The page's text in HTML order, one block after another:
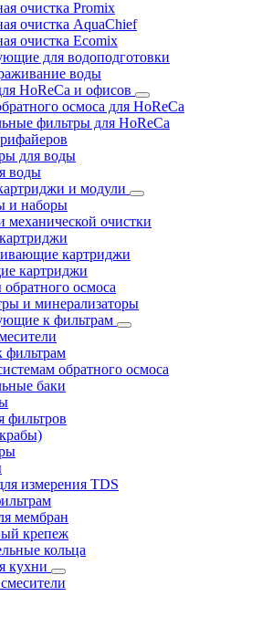
очистка Promix
очистка AquaChief
очистка Ecomix
для водоподготовки
воды
HoReCa и офисов
осмоса для HoReCa
фильтры для HoReCa
для воды
воды
и модули
и наборы
механической очистки
картриджи
картриджи
осмоса
и минерализаторы
к фильтрам
фильтрам
обратного осмоса
баки
фильтров
измерения TDS
мембран
крепеж
кольца
кухни